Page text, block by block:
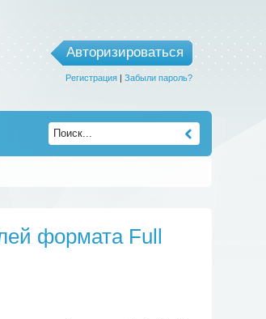
Авторизироваться
Регистрация| Забыли пароль?
формата Full